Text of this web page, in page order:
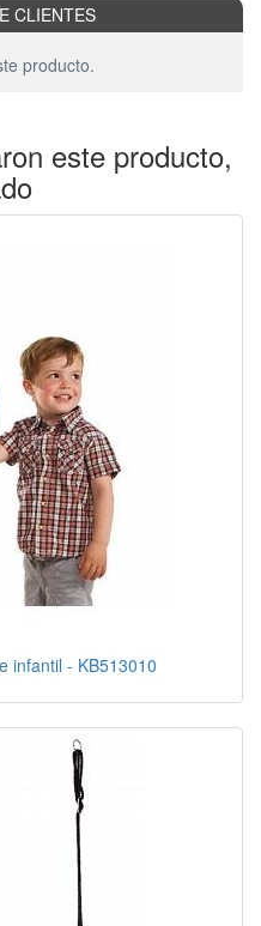
CLIENTES
producto.
este producto,
infantil - KB513010